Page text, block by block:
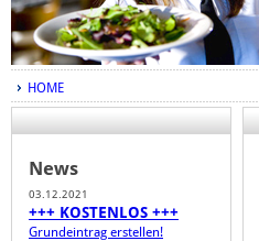
HOME
News
03.12.2021
+++ KOSTENLOS +++
Grundeintrag erstellen!